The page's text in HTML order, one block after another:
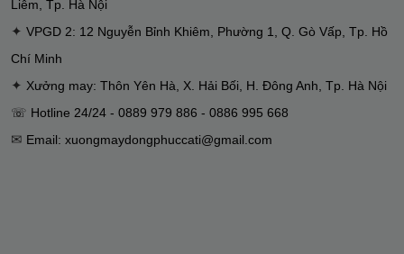
Liêm, Tp. Hà Nội
✦ VPGD 2: 12 Nguyễn Bỉnh Khiêm, Phường 1, Q. Gò Vấp, Tp. Hồ
Chí Minh
✦ Xưởng may: Thôn Yên Hà, X. Hải Bối, H. Đông Anh, Tp. Hà Nội
☏ Hotline 24/24 - 0889 979 886 - 0886 995 668
✉ Email: xuongmaydongphuccati@gmail.com